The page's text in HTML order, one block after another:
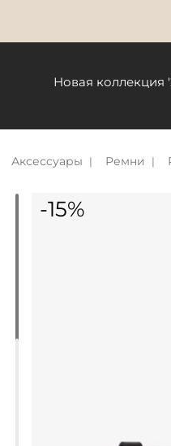
Новая коллекция
Аксессуары Ремни
-15%